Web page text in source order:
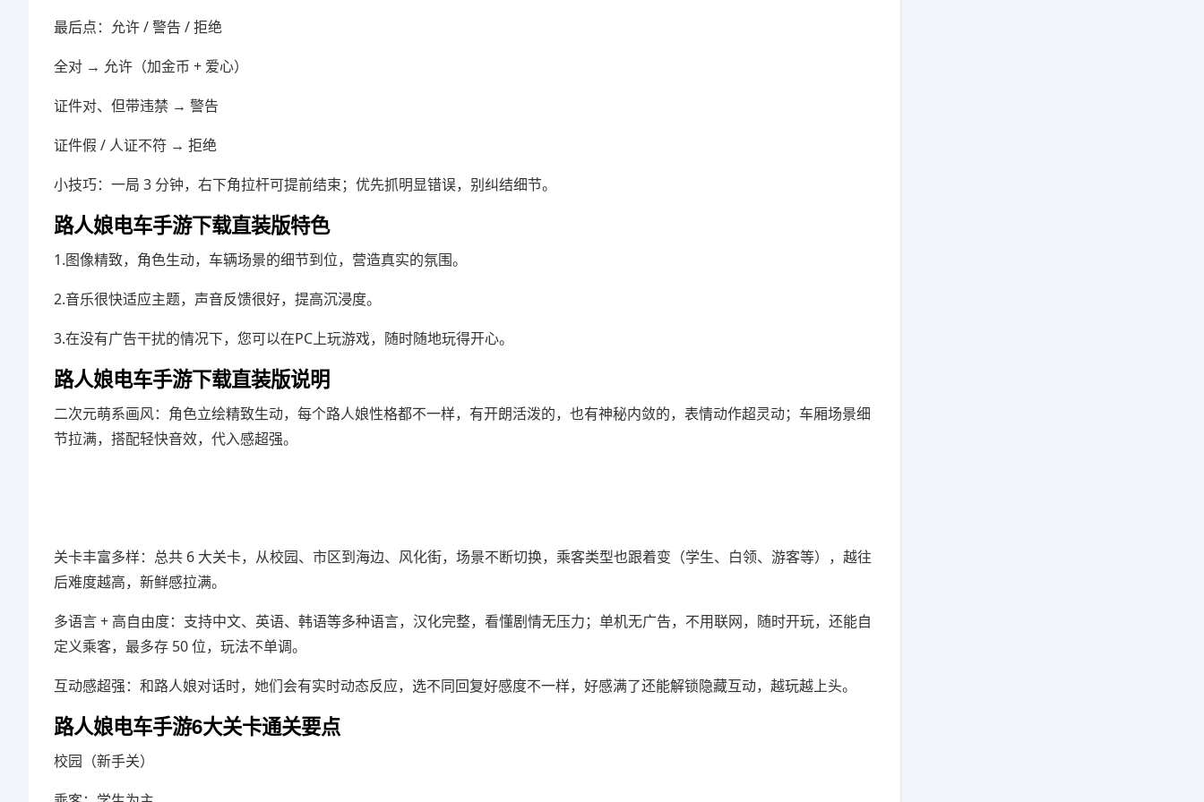
最后点：允许 / 警告 / 拒绝
全对 → 允许（加金币 + 爱心）
证件对、但带违禁 → 警告
证件假 / 人证不符 → 拒绝
小技巧：一局 3 分钟，右下角拉杆可提前结束；优先抓明显错误，别纠结细节。
路人娘电车手游下载直装版特色
1.图像精致，角色生动，车辆场景的细节到位，营造真实的氛围。
2.音乐很快适应主题，声音反馈很好，提高沉浸度。
3.在没有广告干扰的情况下，您可以在PC上玩游戏，随时随地玩得开心。
路人娘电车手游下载直装版说明
二次元萌系画风：角色立绘精致生动，每个路人娘性格都不一样，有开朗活泼的，也有神秘内敛的，表情动作超灵动；车厢场景细
节拉满，搭配轻快音效，代入感超强。
关卡丰富多样：总共 6 大关卡，从校园、市区到海边、风化街，场景不断切换，乘客类型也跟着变（学生、白领、游客等），越往
后难度越高，新鲜感拉满。
多语言 + 高自由度：支持中文、英语、韩语等多种语言，汉化完整，看懂剧情无压力；单机无广告，不用联网，随时开玩，还能自
定义乘客，最多存 50 位，玩法不单调。
互动感超强：和路人娘对话时，她们会有实时动态反应，选不同回复好感度不一样，好感满了还能解锁隐藏互动，越玩越上头。
路人娘电车手游6大关卡通关要点
校园（新手关）